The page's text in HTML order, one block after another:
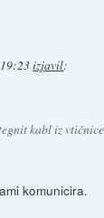
izjavil:
kabl iz
komunicira.